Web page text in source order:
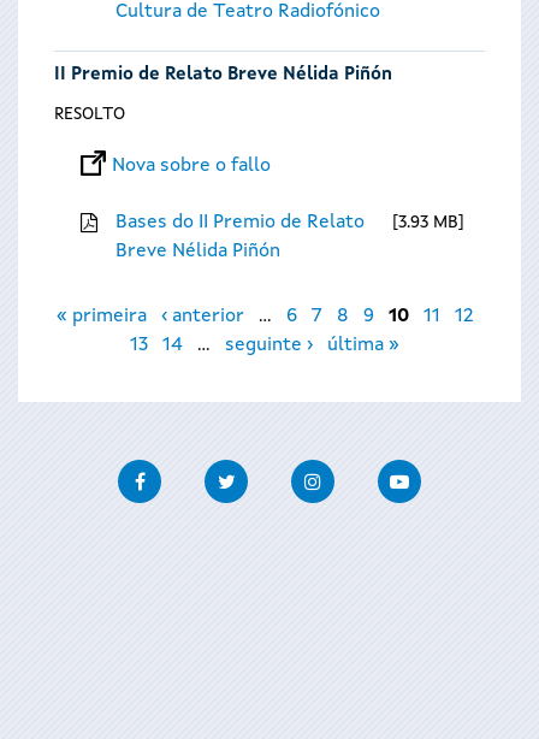
Cultura de Teatro Radiofónico
II Premio de Relato Breve Nélida Piñón
RESOLTO
Nova sobre o fallo
Bases do II Premio de Relato
Breve Nélida Piñón
3.93 MB
Páxinas
« primeira ‹ anterior … 6 7 8 9 10 11
12
13
14 … seguinte › última »
FacebookTwitter InstagramYoutube